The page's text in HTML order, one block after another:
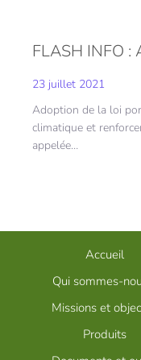
FLASH INFO
23 juillet 2021
Adoption de la loi
climatique et
appelée…
Accueil
Qui sommes-
Missions et
Produits